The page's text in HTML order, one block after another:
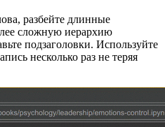
разбейте длинные
сложную иерархию
подзаголовки. Используйте
несколько раз не теряя